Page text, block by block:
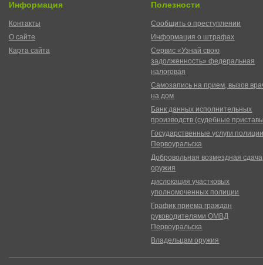
Информация
Контакты
О сайте
Карта сайта
Полезности
Сообщить о преступлении
Информация о штрафах
Сервис «Узнай свою
задолженность» федеральная
налоговая
Самозапись на прием, вызов
на дом
Банк данных исполнительных
производств (судебные
Государственные услуги
Первоуральска
Добровольная возмездная сдача
оружия
дислокация участковых
уполномоченных полиции
График приема граждан
руководителями ОМВД
Первоуральска
Владельцам оружия